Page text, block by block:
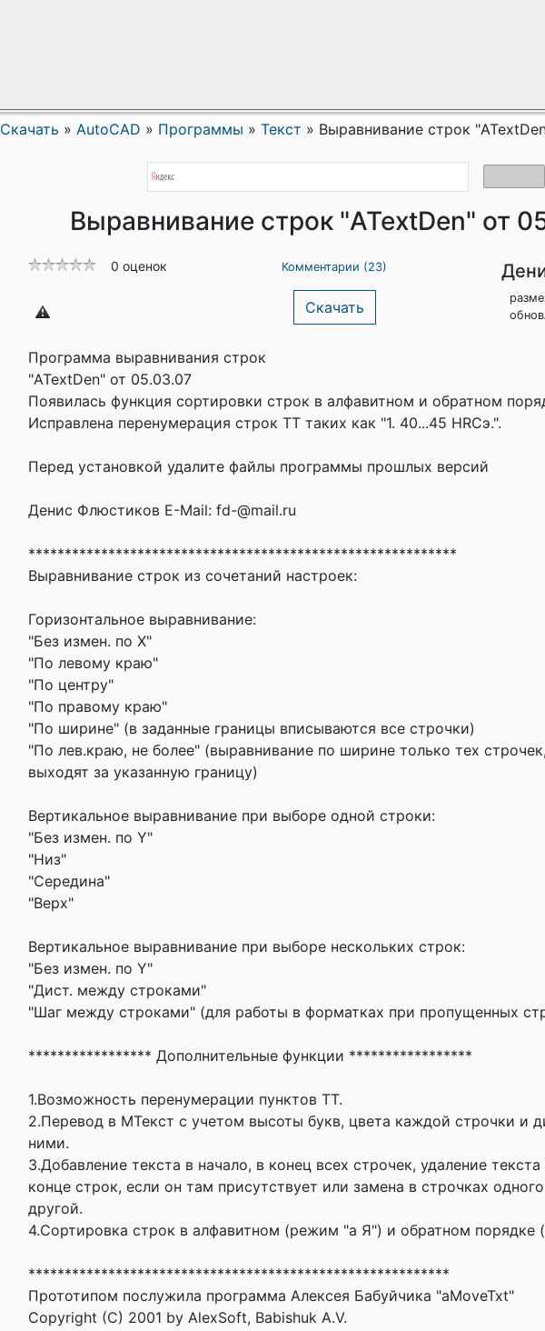
Скачать » AutoCAD » Программы » Текст » Выравнивание строк
Выравнивание строк "ATextDen" от
0 оценок Комментарии (23)
Скачать
Программа выравнивания строк
"ATextDen" от 05.03.07
Появилась функция сортировки строк в алфавитном и обратном
Исправлена перенумерация строк ТТ таких как "1. 40...45 HRCэ.".
Перед установкой удалите файлы программы прошлых версий
Денис Флюстиков E-Mail: fd-@mail.ru
***********************************************************
Выравнивание строк из сочетаний настроек:
Горизонтальное выравнивание:
"Без измен. по X"
"По левому краю"
"По центру"
"По правому краю"
"По ширине" (в заданные границы вписываются все строчки)
"По лев.краю, не более" (выравнивание по ширине только тех
выходят за указанную границу)
Вертикальное выравнивание при выборе одной строки:
"Без измен. по Y"
"Низ"
"Середина"
"Верх"
Вертикальное выравнивание при выборе нескольких строк:
"Без измен. по Y"
"Дист. между строками"
"Шаг между строками" (для работы в форматках при пропущенных
***************** Дополнительные функции *****************
1.Возможность перенумерации пунктов ТТ.
2.Перевод в МТекст с учетом высоты букв, цвета каждой строчки и
ними.
3.Добавление текста в начало, в конец всех строчек, удаление текста
конце строк, если он там присутствует или замена в строчках
другой.
4.Сортировка строк в алфавитном (режим "а Я") и обратном порядке
**********************************************************
Прототипом послужила программа Алексея Бабуйчика "aMoveTxt"
Copyright (C) 2001 by AlexSoft, Babishuk A.V.